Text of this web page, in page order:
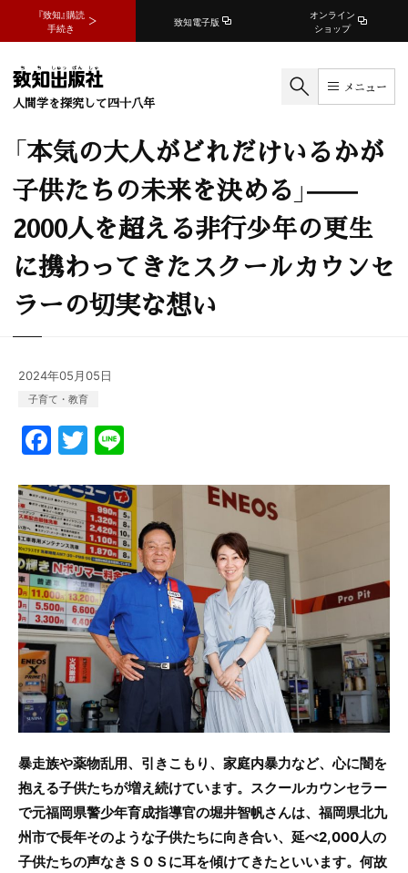
『致知』購読
手続き
致知電子版
オンライン
ショップ
人間学を探究して四十八年
メニュー
「本気の大人がどれだけいるかが
子供たちの未来を決める」——
2000人を超える非行少年の更生
に携わってきたスクールカウンセ
ラーの切実な想い
2024年05月05日
子育て・教育
F
a
c
e
b
o
o
k
T
w
itt
er
e
暴走族や薬物乱用、引きこもり、家庭内暴力など、心に闇を
抱える子供たちが増え続けています。スクールカウンセラー
で元福岡県警少年育成指導官の堀井智帆さんは、福岡県北九
州市で長年そのような子供たちに向き合い、延べ2,000人の
子供たちの声なきＳＯＳに耳を傾けてきたといいます。何故